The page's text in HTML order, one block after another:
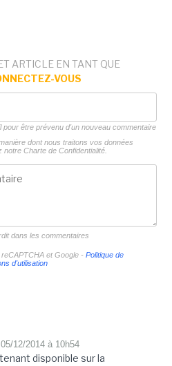
ARTICLE EN TANT QUE
VOUS
pour être prévenu d'un nouveau commentaire
dont nous traitons vos données
notre Charte de Confidentialité.
dans les commentaires
et Google - Politique de
d'utilisation
05/12/2014 à 10h54
disponible sur la